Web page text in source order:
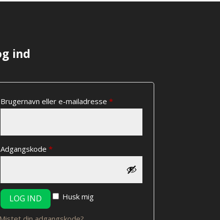
ind
Brugernavn eller e-mailadresse *Påkrævet
Adgangskode *Påkrævet
Husk mig
LOG IND